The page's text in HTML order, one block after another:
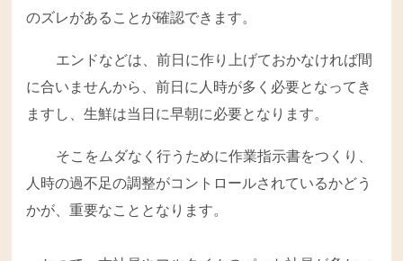
のズレがあることが確認できます。
エンドなどは、前日に作り上げておかなければ間
に合いませんから、前日に人時が多く必要となってき
ますし、生鮮は当日に早朝に必要となります。
そこをムダなく行うために作業指示書をつくり、
人時の過不足の調整がコントロールされているかどう
かが、重要なこととなります。